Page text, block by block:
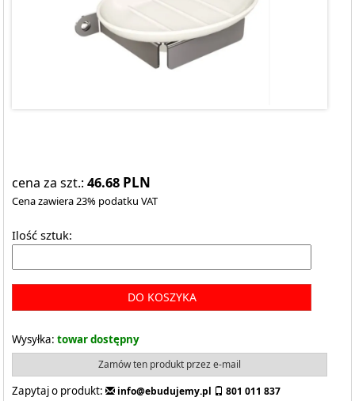
cena za szt.:46.68 PLN
Cena zawiera 23% podatku VAT
Ilość sztuk:
DO KOSZYKA
Wysyłka: towar dostępny
Zamów ten produkt przez e-mail
Zapytaj o produkt: info@ebudujemy.pl
801 011 837